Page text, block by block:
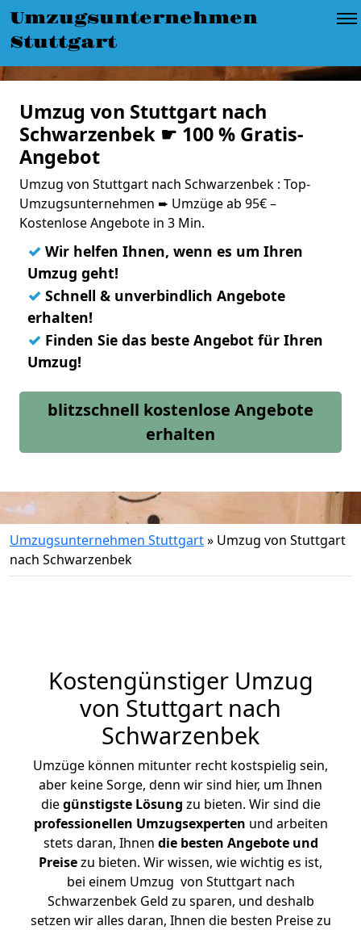
Umzugsunternehmen
Stuttgart
Umzug von Stuttgart nach
Schwarzenbek ☛ 100 % Gratis-
Angebot
Umzug von Stuttgart nach Schwarzenbek : Top-
Umzugsunternehmen ➨ Umzüge ab 95€ –
Kostenlose Angebote in 3 Min.
✓ Wir helfen Ihnen, wenn es um Ihren
Umzug geht!
✓ Schnell & unverbindlich Angebote
erhalten!
✓ Finden Sie das beste Angebot für Ihren
Umzug!
blitzschnell kostenlose Angebote
erhalten
Umzugsunternehmen Stuttgart» Umzug von Stuttgart
nach Schwarzenbek
Kostengünstiger Umzug
von Stuttgart nach
Schwarzenbek
Umzüge können mitunter recht kostspielig sein,
aber keine Sorge, denn wir sind hier, um Ihnen
diegünstigste Lösung zu bieten. Wir sind die
professionellen Umzugsexperten und arbeiten
stets daran, Ihnen die besten Angebote und
Preisezu bieten. Wir wissen, wie wichtig es ist,
bei einem Umzug von Stuttgart nach
Schwarzenbek Geld zu sparen, und deshalb
setzen wir alles daran, Ihnen die besten Preise zu